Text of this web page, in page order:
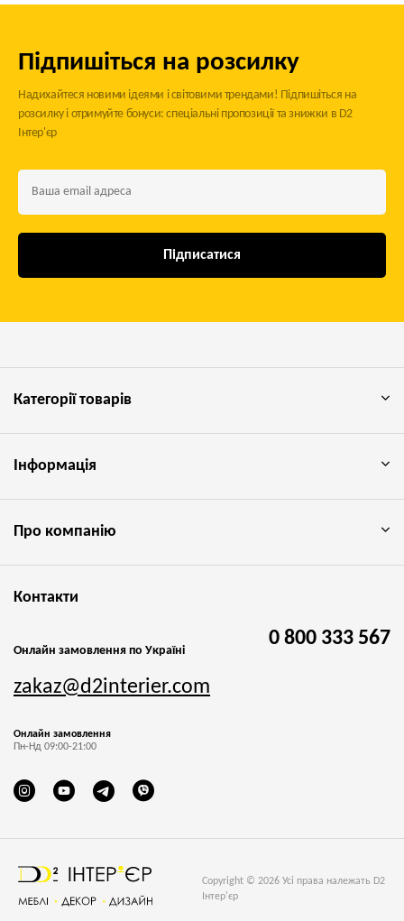
Підпишіться на розсилку
Надихайтеся новими ідеями і світовими трендами! Підпишіться на
розсилку і отримуйте бонуси: спеціальні пропозиції та знижки в D2
Інтер'єр
Підписатися
Copyright © 2026 Усі права належать D2
Інтер'єр
Категорії товарів
Інформація
Про компанію
Контакти
Онлайн замовлення по Україні
0 800 333 567
zakaz@d2interier.com
Онлайн замовлення
Пн-Нд 09:00-21:00